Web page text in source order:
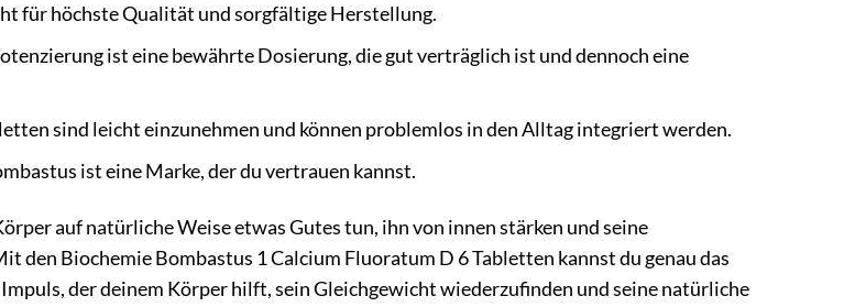
für höchste Qualität und sorgfältige Herstellung.
ist eine bewährte Dosierung, die gut verträglich ist und dennoch eine
sind leicht einzunehmen und können problemlos in den Alltag integriert werden.
ist eine Marke, der du vertrauen kannst.
auf natürliche Weise etwas Gutes tun, ihn von innen stärken und seine
den Biochemie Bombastus 1 Calcium Fluoratum D 6 Tabletten kannst du genau das
der deinem Körper hilft, sein Gleichgewicht wiederzufinden und seine natürliche